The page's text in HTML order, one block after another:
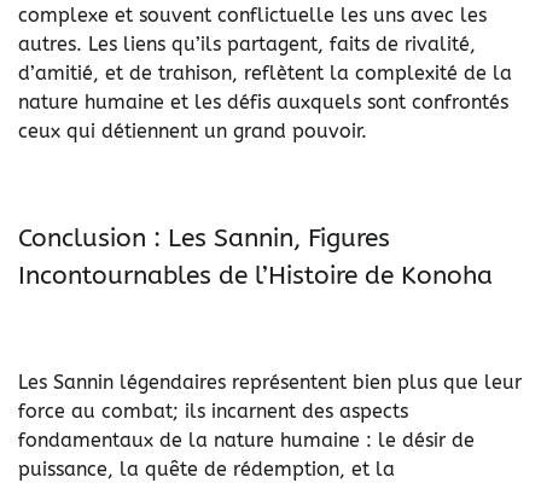
complexe et souvent conflictuelle les uns avec les
autres. Les liens qu’ils partagent, faits de rivalité,
d’amitié, et de trahison, reflètent la complexité de la
nature humaine et les défis auxquels sont confrontés
ceux qui détiennent un grand pouvoir.
Conclusion : Les Sannin, Figures
Incontournables de l’Histoire de Konoha
Les Sannin légendaires représentent bien plus que leur
force au combat; ils incarnent des aspects
fondamentaux de la nature humaine : le désir de
puissance, la quête de rédemption, et la